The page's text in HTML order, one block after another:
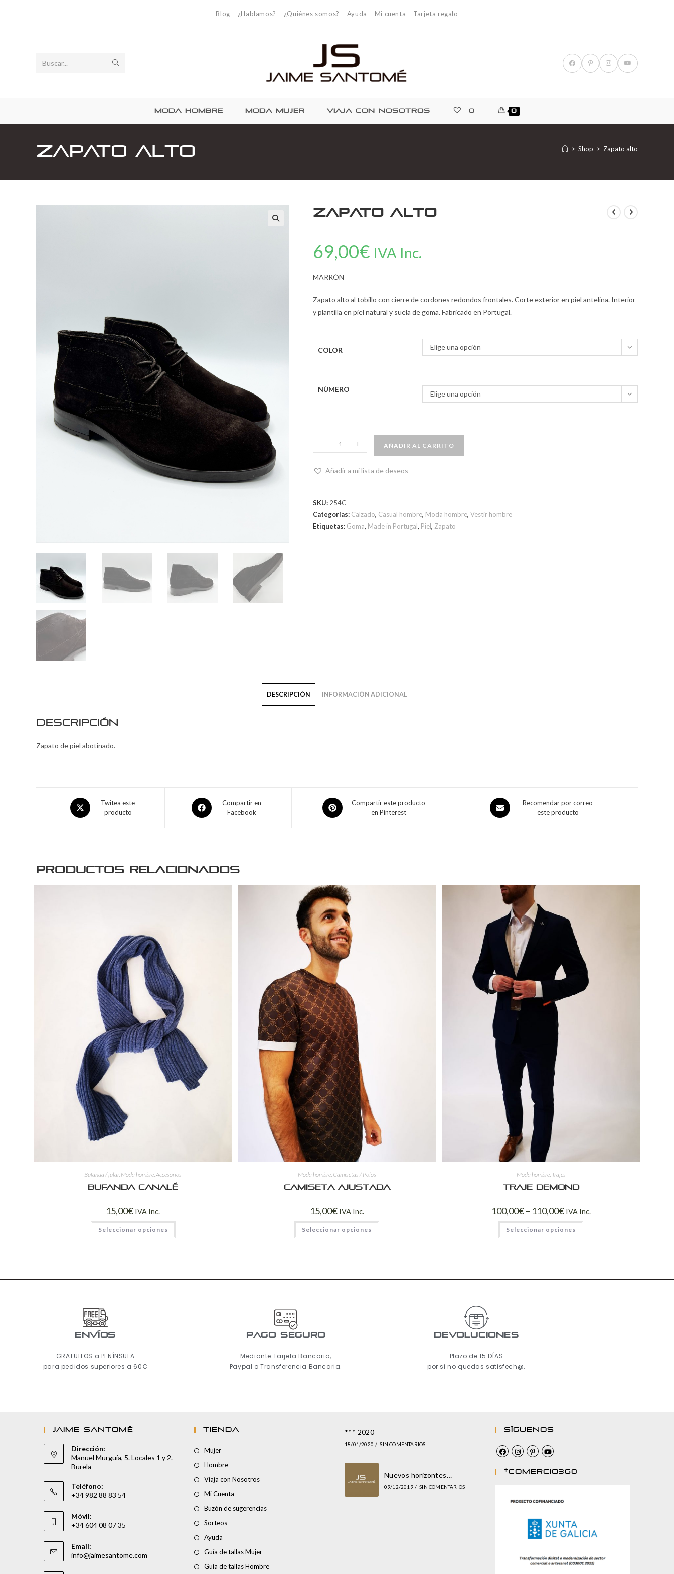
Blog ¿Hablamos? ¿Quiénes somos? Ayuda Mi cuenta Tarjeta regalo
Buscar...
MODA HOMBRE MODA MUJER VIAJA CON NOSOTROS 0 0
Zapato alto > Shop > Zapato alto
Zapato alto
69,00€ IVA Inc.
MARRÓN
Zapato alto al tobillo con cierre de cordones redondos frontales. Corte exterior en piel antelina. Interior
y plantilla en piel natural y suela de goma. Fabricado en Portugal.
COLOR Elige una opción
NÚMERO
Elige una opción
- + AÑADIR AL CARRITO
Añadir a mi lista de deseos
SKU: 254C
Categorías: Calzado, Casual hombre, Moda hombre, Vestir hombre
Etiquetas: Goma, Made in Portugal, Piel, Zapato
DESCRIPCIÓN INFORMACIÓN ADICIONAL
Descripción
Zapato de piel abotinado.
Twitea este
producto
Compartir en
Facebook
Compartir este producto
en Pinterest
Recomendar por correo
este producto
Productos relacionados
Bufanda / fular, Moda hombre ,Accesorios
Bufanda canalé
15,00€ IVA Inc.
Seleccionar opciones
Moda hombre, Camisetas / Polos
Camiseta ajustada
15,00€ IVA Inc.
Seleccionar opciones
Moda hombre, Trajes
Traje Demond
100,00€– 110,00€ IVA Inc.
Seleccionar opciones
ENVÍOS
GRATUITOS a PENÍNSULA
para pedidos superiores a 60€
pago seguro
Mediante Tarjeta Bancaria,
Paypal o Transferencia Bancaria.
Devoluciones
Plazo de 15 DÍAS
por si no quedas satisfech@.
JAIME SANTOMÉ
Dirección:
Manuel Murguía, 5. Locales 1 y 2.
Burela
Teléfono:
+34 982 88 83 54
Móvil:
+34 604 08 07 35
Email:
info@jaimesantome.com
TIENDA
Mujer
Hombre
Viaja con Nosotros
Mi Cuenta
Buzón de sugerencias
Sorteos
Ayuda
Guía de tallas Mujer
Guía de tallas Hombre
*** 2020
18/01/2020 / SIN COMENTARIOS
Nuevos horizontes…
09/12/2019 / SIN COMENTARIOS
Síguenos
#comercio360